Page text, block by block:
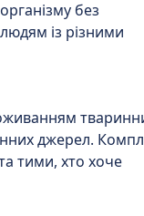
без
із різними
джерел.
тими, хто хоче